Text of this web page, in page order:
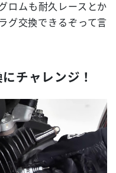
ロムも耐久レースとか
グ交換できるぞって言
チャレンジ！